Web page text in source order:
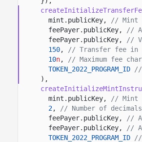
mint.publicKey,
// Mint
feePayer.publicKey,
//
feePayer.publicKey,
//
150,
// Transfer fee in
10n,
// Maximum fee
TOKEN_2022_PROGRAM_ID
//
),
mint.publicKey,
// Mint
2,
// Number of
feePayer.publicKey,
//
feePayer.publicKey,
//
TOKEN_2022_PROGRAM_ID
//